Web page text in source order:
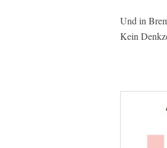
Und in
Kein